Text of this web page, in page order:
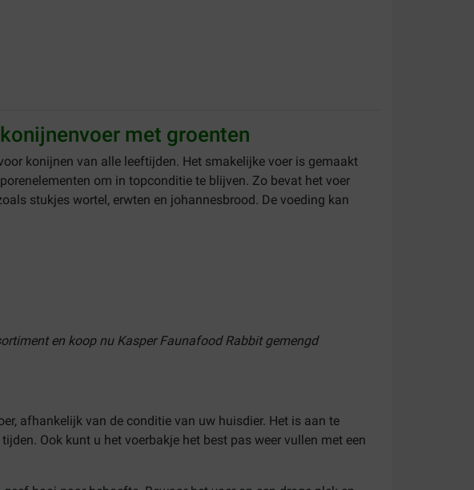
met groenten
konijnen van alle leeftijden. Het smakelijke voer is gemaakt
om in topconditie te blijven. Zo bevat het voer
stukjes wortel, erwten en johannesbrood. De voeding kan
en koop nu Kasper Faunafood Rabbit gemengd
afhankelijk van de conditie van uw huisdier. Het is aan te
Ook kunt u het voerbakje het best pas weer vullen met een